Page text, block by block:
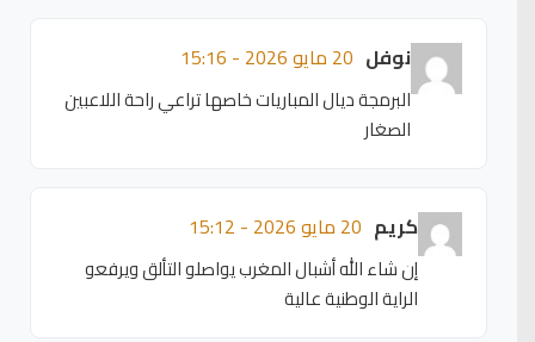
نوفل 20 مايو 2026 - 15:16
البرمجة ديال المباريات خاصها تراعي راحة اللاعبين
الصغار
كريم 20 مايو 2026 - 15:12
إن شاء الله أشبال المغرب يواصلو التألق ويرفعو
الراية الوطنية عالية